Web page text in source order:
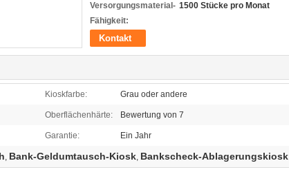
Versorgungsmaterial-
Fähigkeit:
1500 Stücke pro Monat
Kontakt
Kioskfarbe: Grau oder andere
Oberflächenhärte: Bewertung von 7
Garantie: Ein Jahr
, Bank-Geldumtausch-Kiosk, Bankscheck-Ablagerungskiosk